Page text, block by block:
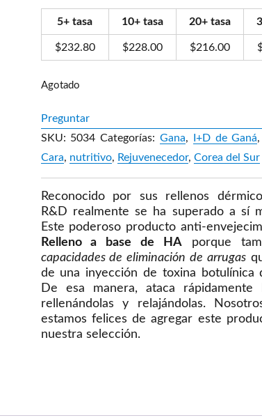
Reconocido por sus rellenos
R&D realmente se ha superado a sí
Este poderoso producto anti-
Relleno a base de HA porque
capacidades de eliminación de arrugas
de una inyección de toxina botulínica
De esa manera, ataca
rellenándolas y relajándolas.
estamos felices de agregar este
nuestra selección.
5+ tasa 10+ tasa 20+ tasa
$232.80 $228.00 $216.00
Agotado
Preguntar
SKU: 5034 Categorías: Gana, I+D de Ganá,
Cara, nutritivo, Rejuvenecedor, Corea del Sur